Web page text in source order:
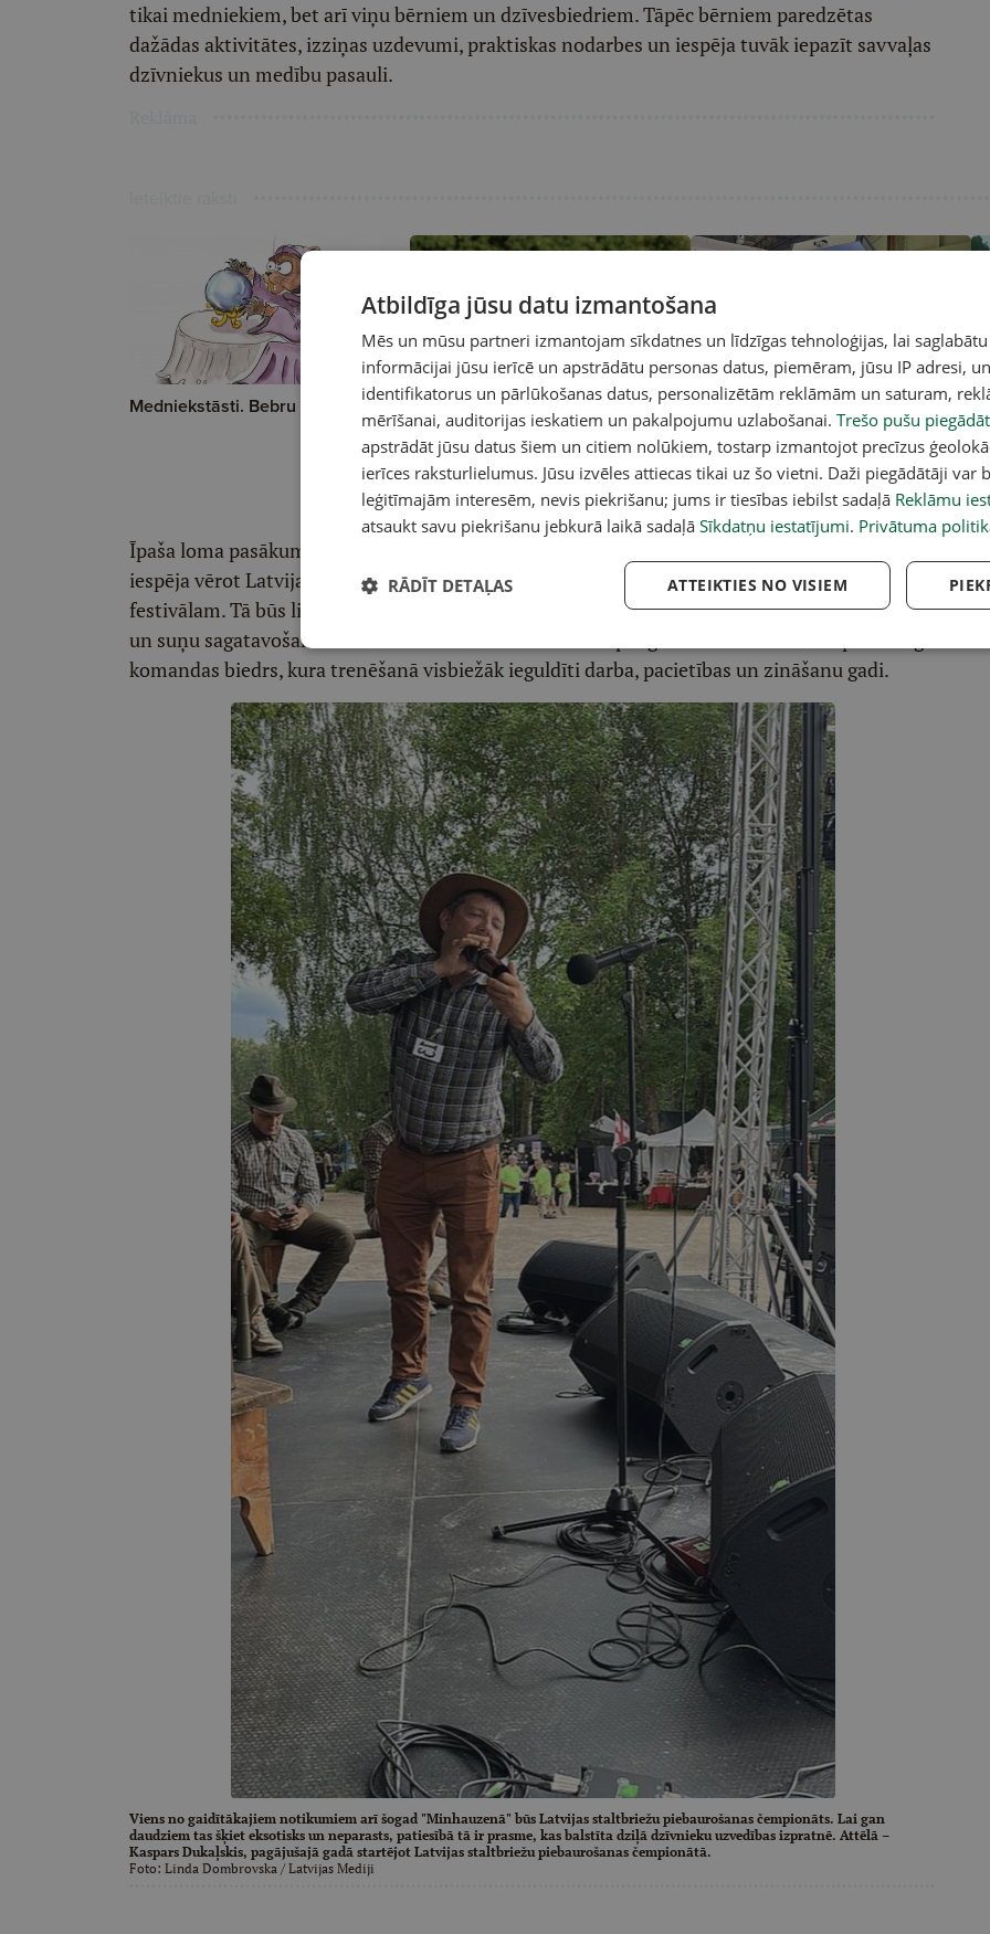
tikai medniekiem, bet arī viņu bērniem un dzīvesbiedriem. Tāpēc bērniem paredzētas
dažādas aktivitātes, izziņas uzdevumi, praktiskas nodarbes un iespēja tuvāk iepazīt savvaļas
dzīvniekus un medību pasauli.
Medniekstāsti. Bebru lāsts Stirnas. Vai medījam pareizi?
Moderni suņu treileri. Tādā arī
bērnus varētu pārvadāt
Īpaša loma pasākumā tradicionāli ir medību suņiem. Šogad pasākuma apmeklētājiem būs
iespēja vērot Latvijas Medību suņu kluba organizēto medību suņu izstādi, kas notiks paralēli
festivālam. Tā būs lieliska iespēja iepazīt dažādas šķirnes, uzzināt vairāk par darbu ar tiem
un suņu sagatavošanu medībām. Medību suns nav tikai palīgs medniekam – tas ir pilntiesīgs
komandas biedrs, kura trenēšanā visbiežāk ieguldīti darba, pacietības un zināšanu gadi.
Viens no gaidītākajiem notikumiem arī šogad "Minhauzenā" būs Latvijas staltbriežu piebaurošanas čempionāts. Lai gan
daudziem tas šķiet eksotisks un neparasts, patiesībā tā ir prasme, kas balstīta dziļā dzīvnieku uzvedības izpratnē. Attēlā –
Kaspars Dukaļskis, pagājušajā gadā startējot Latvijas staltbriežu piebaurošanas čempionātā.
Foto: Linda Dombrovska / Latvijas Mediji
Atbildīga jūsu datu izmantošana
Mēs un mūsu partneri izmantojam sīkdatnes un līdzīgas tehnoloģijas, lai
informācijai jūsu ierīcē un apstrādātu personas datus, piemēram, jūsu IP adresi,
identifikatorus un pārlūkošanas datus, personalizētām reklāmām un saturam,
mērīšanai, auditorijas ieskatiem un pakalpojumu uzlabošanai. Trešo pušu
apstrādāt jūsu datus šiem un citiem nolūkiem, tostarp izmantojot precīzus
ierīces raksturlielumus. Jūsu izvēles attiecas tikai uz šo vietni. Daži piegādātāji var
leģitīmajām interesēm, nevis piekrišanu; jums ir tiesības iebilst sadaļā Reklāmu
atsaukt savu piekrišanu jebkurā laikā sadaļā Sīkdatņu iestatījumi. Privātuma
ATTEIKTIES NO VISIEM
RĀDĪT DETAĻAS